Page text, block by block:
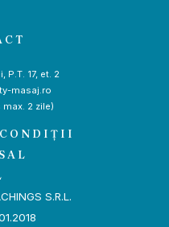
P.T. 17, et. 2
masaj.ro
2 zile)
S.R.L.